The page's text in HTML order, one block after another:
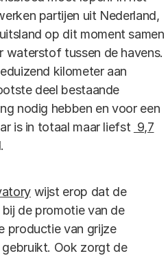
partijen uit Nederland,
op dit moment samen
waterstof tussen de havens.
kilometer aan
deel bestaande
nodig hebben en voor een
is in totaal maar liefst 9,7
wijst erop dat de
de promotie van de
productie van grijze
Ook zorgt de